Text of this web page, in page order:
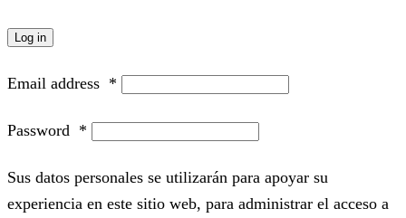
Log in
Email address *
Password *
Sus datos personales se utilizarán para apoyar su
experiencia en este sitio web, para administrar el acceso a